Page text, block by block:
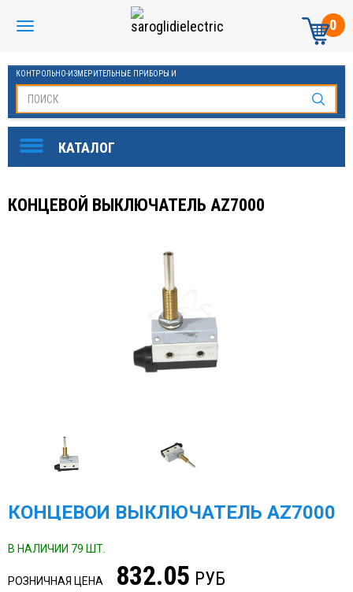
0
КОНТРОЛЬНО-ИЗМЕРИТЕЛЬНЫЕ ПРИБОРЫ И
КОНЦЕВОЙ ВЫКЛЮЧАТЕЛЬ AZ7000
КОНЦЕВОЙ ВЫКЛЮЧАТЕЛЬ AZ7000
В НАЛИЧИИ 79 ШТ.
РОЗНИЧНАЯ ЦЕНА 832.05 РУБ